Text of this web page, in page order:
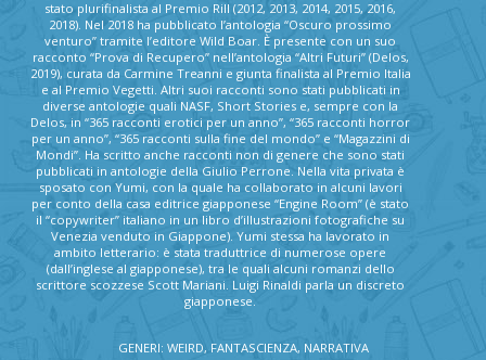
stato plurifinalista al Premio Rill (2012, 2013, 2014, 2015, 2016,
2018). Nel 2018 ha pubblicato l’antologia “Oscuro prossimo
venturo” tramite l’editore Wild Boar. È presente con un suo
racconto “Prova di Recupero” nell’antologia “Altri Futuri” (Delos,
2019), curata da Carmine Treanni e giunta finalista al Premio Italia
e al Premio Vegetti. Altri suoi racconti sono stati pubblicati in
diverse antologie quali NASF, Short Stories e, sempre con la
Delos, in “365 racconti erotici per un anno”, “365 racconti horror
per un anno”, “365 racconti sulla fine del mondo” e “Magazzini di
Mondi”. Ha scritto anche racconti non di genere che sono stati
pubblicati in antologie della Giulio Perrone. Nella vita privata è
sposato con Yumi, con la quale ha collaborato in alcuni lavori
per conto della casa editrice giapponese “Engine Room” (è stato
il “copywriter” italiano in un libro d’illustrazioni fotografiche su
Venezia venduto in Giappone). Yumi stessa ha lavorato in
ambito letterario: è stata traduttrice di numerose opere
(dall’inglese al giapponese), tra le quali alcuni romanzi dello
scrittore scozzese Scott Mariani. Luigi Rinaldi parla un discreto
giapponese.
GENERI: WEIRD, FANTASCIENZA, NARRATIVA